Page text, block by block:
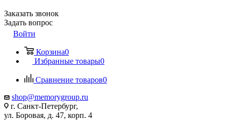
Заказать звонок
Задать вопрос
Войти
Корзина0
Избранные товары0
Сравнение товаров0
shop@memorygroup.ru
г. Санкт-Петербург,
ул. Боровая, д. 47, корп. 4